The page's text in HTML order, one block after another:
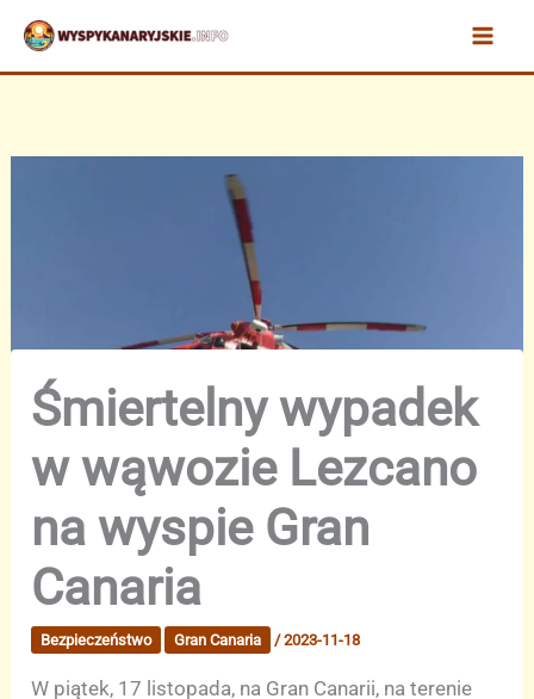
Przejdź
treści
Śmiertelny wypadek
w wąwozie Lezcano
na wyspie Gran
Canaria
Bezpieczeństwo Gran Canaria /2023-11-18
W piątek, 17 listopada, na Gran Canarii, na terenie